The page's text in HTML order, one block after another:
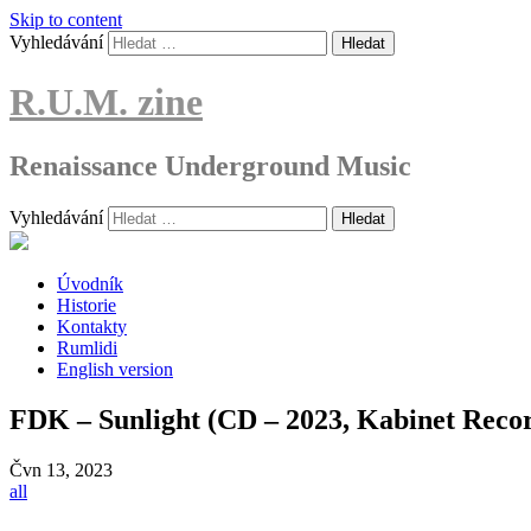
Skip to content
Vyhledávání
R.U.M. zine
Renaissance Underground Music
Vyhledávání
Úvodník
Historie
Kontakty
Rumlidi
English version
FDK – Sunlight (CD – 2023, Kabinet
Čvn 13, 2023
all